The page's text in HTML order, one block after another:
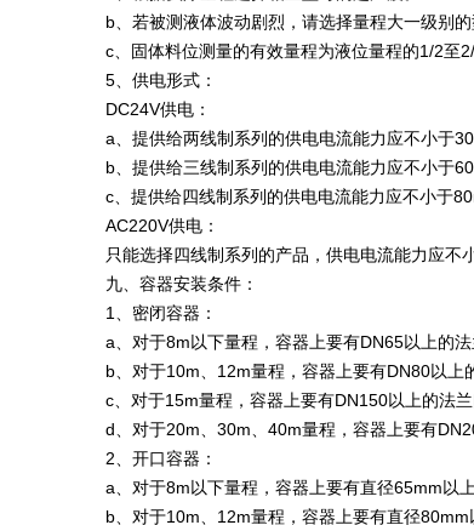
b、若被测液体波动剧烈，请选择量程大一级别的
c、固体料位测量的有效量程为液位量程的1/2至2/
5、供电形式：
DC24V供电：
a、提供给两线制系列的供电电流能力应不小于
b、提供给三线制系列的供电电流能力应不小于
c、提供给四线制系列的供电电流能力应不小于
AC220V供电：
只能选择四线制系列的产品，供电电流能力应不
九、容器安装条件：
1、密闭容器：
a、对于8m以下量程，容器上要有DN65以上的
b、对于10m、12m量程，容器上要有DN80以上
c、对于15m量程，容器上要有DN150以上的法
d、对于20m、30m、40m量程，容器上要有
2、开口容器：
a、对于8m以下量程，容器上要有直径65mm以上
b、对于10m、12m量程，容器上要有直径